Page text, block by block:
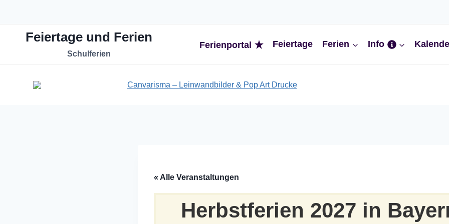
springenFeiertage und Ferien
Schulferien
Ferienportal Feiertage Ferien Info
« Alle Veranstaltungen
Herbstferien 2027 in